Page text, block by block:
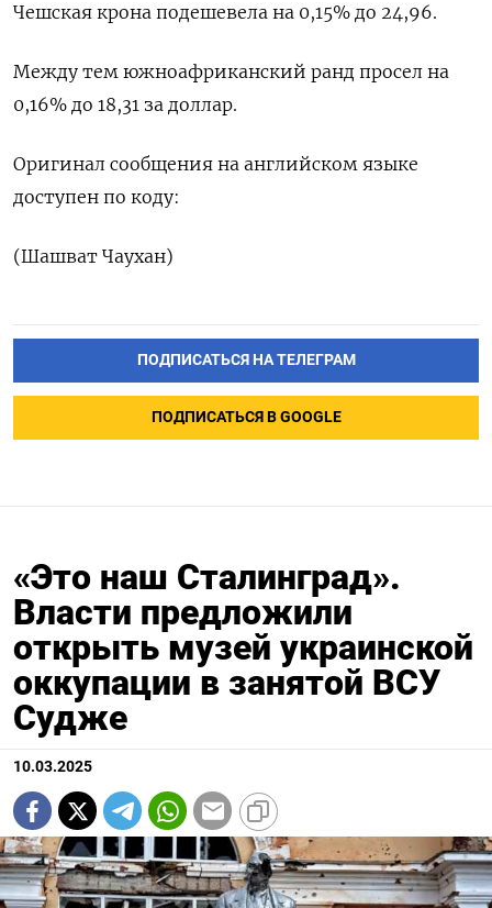
Чешская крона подешевела на 0,15% до 24,96.
Между тем южноафриканский ранд просел на
0,16% до 18,31 за доллар.
Оригинал сообщения на английском языке
доступен по коду:
(Шашват Чаухан)
ПОДПИСАТЬСЯ НА ТЕЛЕГРАМ
ПОДПИСАТЬСЯ В GOOGLE
«Это наш Сталинград».
Власти предложили
открыть музей украинской
оккупации в занятой ВСУ
Судже
10.03.2025